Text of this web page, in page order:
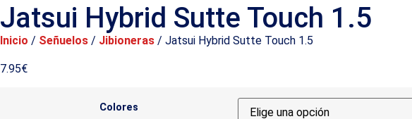
Jatsui Hybrid Sutte Touch 1.5
Inicio / Señuelos / Jibioneras / Jatsui Hybrid Sutte Touch 1.5
7.95€
Colores